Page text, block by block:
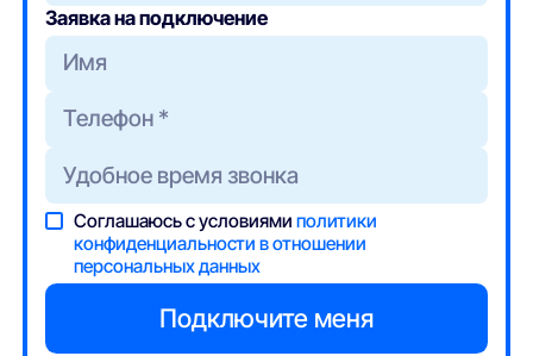
Заявка на подключение
Соглашаюсь с условиямиполитики
конфиденциальности в отношении
персональных данных